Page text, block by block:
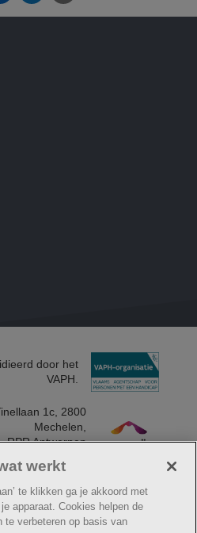
door het
VAPH.
1c, 2800
Mechelen​,
RPR Antwerpen
werkt
te klikken ga je akkoord met
apparaat. Cookies helpen de
te verbeteren op basis van